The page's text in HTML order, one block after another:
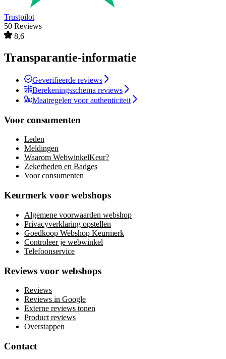
Trustpilot
50 Reviews
8,6
Transparantie-informatie
Geverifieerde reviews
Berekeningsschema reviews
Maatregelen voor authenticiteit
Voor consumenten
Leden
Meldingen
Waarom WebwinkelKeur?
Zekerheden en Badges
Voor consumenten
Keurmerk voor webshops
Algemene voorwaarden webshop
Privacyverklaring opstellen
Goedkoop Webshop Keurmerk
Controleer je webwinkel
Telefoonservice
Reviews voor webshops
Reviews
Reviews in Google
Externe reviews tonen
Product reviews
Overstappen
Contact